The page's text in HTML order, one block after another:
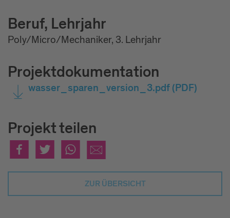
Beruf, Lehrjahr
Poly/Micro/Mechaniker, 3. Lehrjahr
Projektdokumentation
wasser_sparen_version_3.pdf(PDF)
Projekt teilen
ZUR ÜBERSICHT